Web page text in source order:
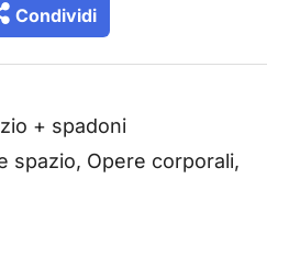
Condividi
+ spadoni
spazio, Opere corporali,